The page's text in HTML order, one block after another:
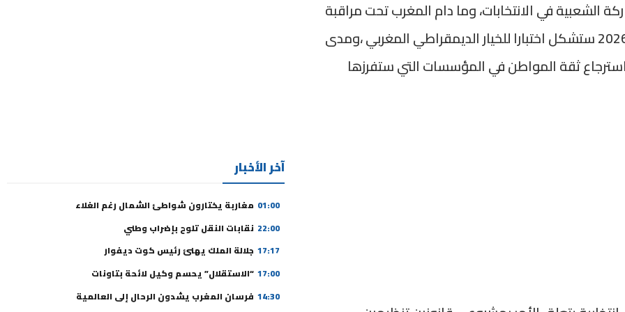
الشعبية في الانتخابات، وما دام المغرب تحت مراقبة
العالم فنسبة المشاركة الشعبية في انتخابات 2026 ستشكل اختبارا للخيار الديمقراطي المغربي ،ومدى
ثقة المواطن في المؤسسات التي ستفرزها
آخر الأخبار
01:00 مغاربة يختارون شواطئ الشمال رغم الغلاء
22:00 نقابات النقل تلوح بإضراب وطني
17:17 جلالة الملك يهنئ رئيس كوت ديفوار
17:00 “الاستقلال” يحسم وكيل لائحة بتاونات
14:30 فرسان المغرب يشدون الرحال إلى العالمية